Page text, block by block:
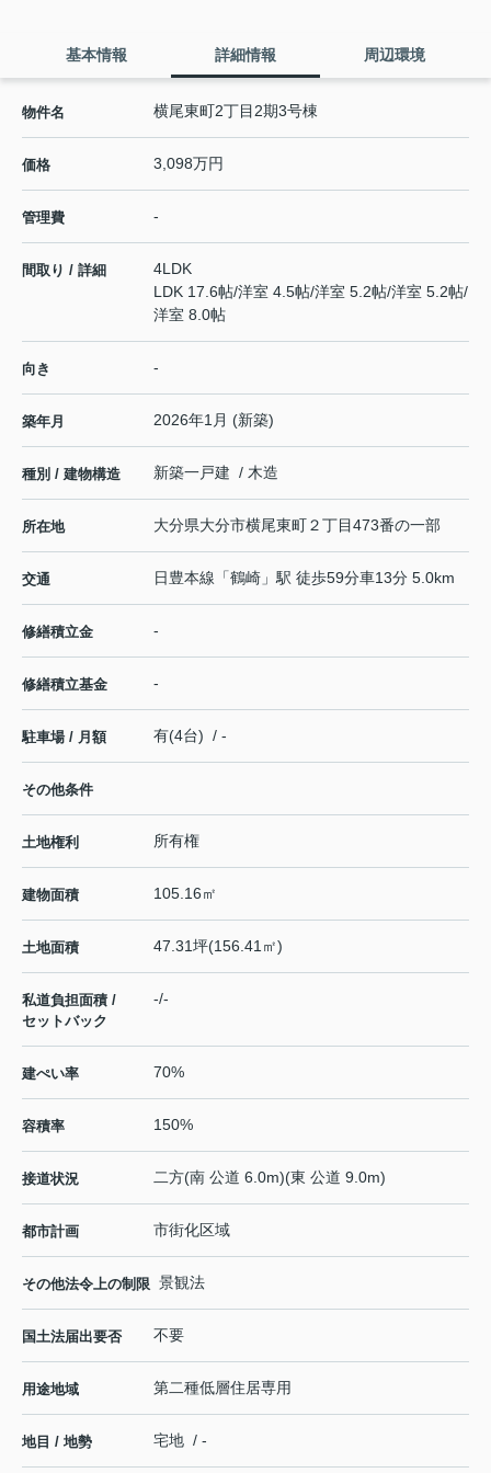
基本情報 詳細情報 周辺環境
物件名 横尾東町2丁目2期3号棟
価格 3,098万円
管理費 -
間取り / 詳細
4LDK
LDK 17.6帖/洋室 4.5帖/洋室 5.2帖/洋室 5.2帖/
洋室 8.0帖
向き -
築年月 2026年1月 (新築)
種別 / 建物構造 新築一戸建 / 木造
所在地 大分県大分市横尾東町２丁目473番の一部
交通 日豊本線 「鶴崎 」駅 徒歩59分車13分 5.0km
修繕積立金 -
修繕積立基金 -
駐車場 / 月額 有(4台) / -
その他条件
土地権利 所有権
建物面積 105.16㎡
土地面積 47.31坪(156.41㎡)
私道負担面積 /
セットバック
-/-
建ぺい率 70%
容積率 150%
接道状況 二方(南 公道 6.0m)(東 公道 9.0m)
都市計画 市街化区域
その他法令上の制限 景観法
国土法届出要否 不要
用途地域 第二種低層住居専用
地目 / 地勢 宅地 / -